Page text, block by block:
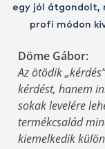
egy jól átgondolt,
profi módon
Döme Gábor:
Az ötödik
kérdést, hanem
sokak levelére
termékcsalád
kiemelkedik